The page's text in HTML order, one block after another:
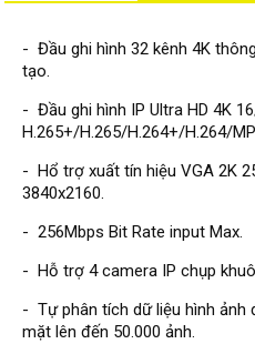
Camera HDParagon
Đầu ghi Analog
Đầu ghi HDParagon
Đầu ghi HIKVISION
Đầu ghi Dahua
Đầu ghi KBVISION
Thiết bị chống trộm
- Đầu ghi hình 32 kênh 4K
tạo.
- Đầu ghi hình IP Ultra HD 4K
H.265+/H.265/H.264+/H.264/
- Hổ trợ xuất tín hiệu VGA 2K
3840x2160.
- 256Mbps Bit Rate input Max.
- Hỗ trợ 4 camera IP chụp
- Tự phân tích dữ liệu hình ảnh
mặt lên đến 50.000 ảnh.